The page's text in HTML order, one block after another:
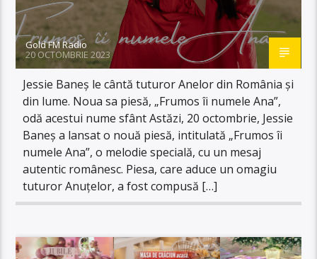
Gold FM Radio
20 OCTOMBRIE 2023
Jessie Baneș le cântă tuturor Anelor din România și
din lume. Noua sa piesă, „Frumos îi numele Ana”,
odă acestui nume sfânt Astăzi, 20 octombrie, Jessie
Baneș a lansat o nouă piesă, intitulată „Frumos îi
numele Ana”, o melodie specială, cu un mesaj
autentic românesc. Piesa, care aduce un omagiu
tuturor Anuțelor, a fost compusă […]